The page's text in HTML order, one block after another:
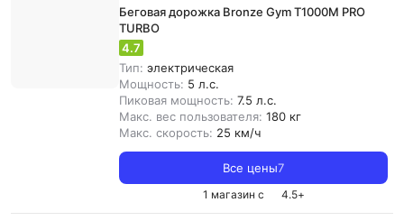
Беговая дорожка Bronze Gym T1000M PRO
TURBO
4.7
Тип: электрическая
Мощность: 5 л.с.
Пиковая мощность: 7.5 л.с.
Макс. вес пользователя: 180 кг
Макс. скорость: 25 км/ч
Все цены7
1 магазин с 4.5+